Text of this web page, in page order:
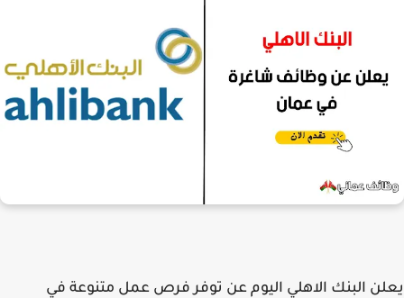
يعلن البنك الاهلي اليوم عن توفر فرص عمل متنوعة في